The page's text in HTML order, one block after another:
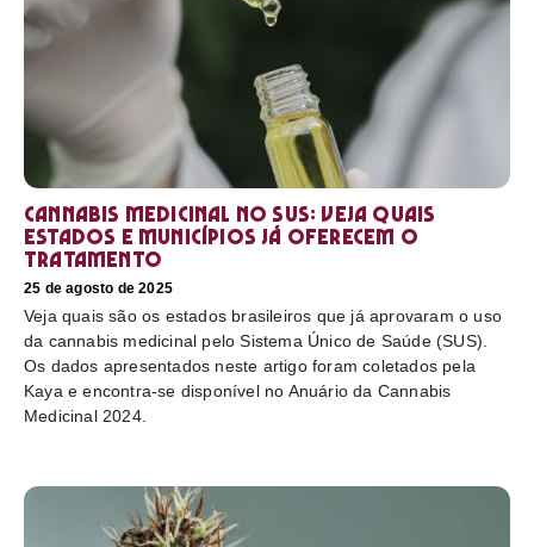
Cannabis medicinal no SUS: veja quais
estados e municípios já oferecem o
tratamento
25 de agosto de 2025
Veja quais são os estados brasileiros que já aprovaram o uso
da cannabis medicinal pelo Sistema Único de Saúde (SUS).
Os dados apresentados neste artigo foram coletados pela
Kaya e encontra-se disponível no Anuário da Cannabis
Medicinal 2024.